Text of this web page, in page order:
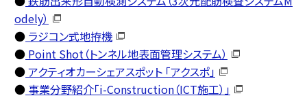
odely）
● ラジコン式地拵機
● Point Shot（トンネル地表面管理システム）
●アクティオカーシェアスポット 「アクスポ」
● 事業分野紹介「i-Construction（ICT施工）」